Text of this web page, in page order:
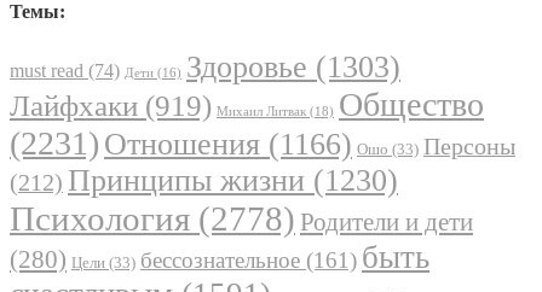
Темы:
must read (74) Дети (16) Здоровье (1303)
Лайфхаки (919) Михаил Литвак (18) Общество
(2231) Отношения (1166) Ошо (33) Персоны
(212) Принципы жизни (1230)
Психология (2778) Родители и дети
(280) Цели (33) бессознательное (161) быть